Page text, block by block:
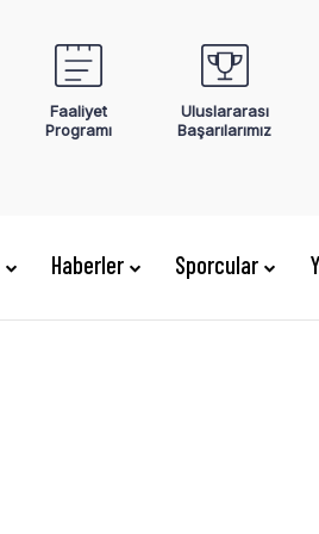
Faaliyet
Programı
Uluslararası
Başarılarımız
Haberler Sporcular